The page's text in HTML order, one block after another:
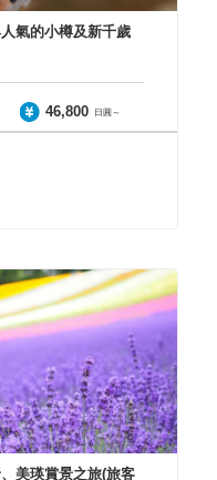
氣的小樽及新千歲
46,800 日圓～
美瑛賞景之旅(旅客